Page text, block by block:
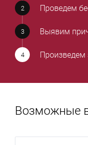
Проведем
Выявим
Произведем
Возможные